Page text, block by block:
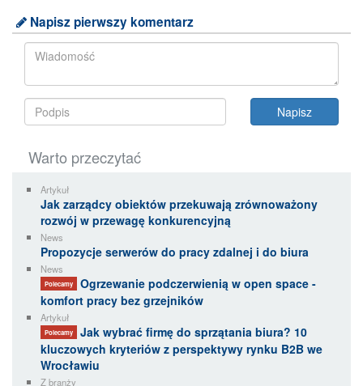
Napisz pierwszy komentarz
Warto przeczytać
Artykuł
Jak zarządcy obiektów przekuwają zrównoważony
rozwój w przewagę konkurencyjną
News
Propozycje serwerów do pracy zdalnej i do biura
News
Polecamy
Ogrzewanie podczerwienią w open space -
komfort pracy bez grzejników
Artykuł
Polecamy
Jak wybrać firmę do sprzątania biura? 10
kluczowych kryteriów z perspektywy rynku B2B we
Wrocławiu
Z branży